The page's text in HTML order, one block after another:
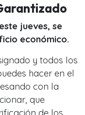
jueves, se
económico.
y todos los
hacer en el
con la
que